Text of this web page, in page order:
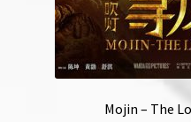
Mojin – The